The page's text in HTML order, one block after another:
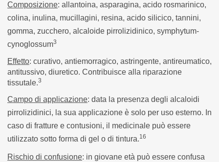
Composizione: allantoina, asparagina, acido rosmarinico,
colina, inulina, mucillagini, resina, acido silicico, tannini,
gomma, zucchero, alcaloide pirrolizidinico, symphytum-
cynoglossum3
Effetto: curativo, antiemorragico, astringente, antireumatico,
antitussivo, diuretico. Contribuisce alla riparazione
tissutale.3
Campo di applicazione: data la presenza degli alcaloidi
pirrolizidinici, la sua applicazione è solo per uso esterno. In
caso di fratture e contusioni, il medicinale può essere
utilizzato sotto forma di gel o di tintura.16
Rischio di confusione: in giovane età può essere confusa